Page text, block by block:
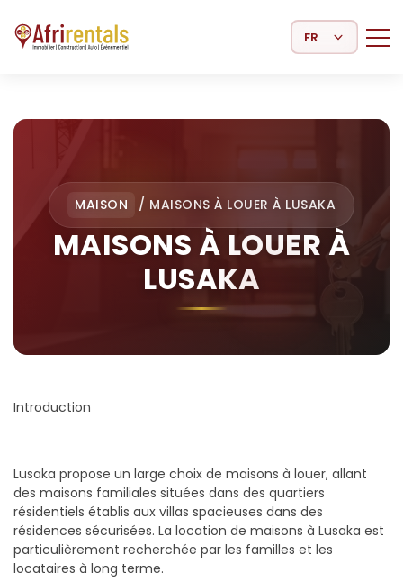
Select Language
MAISON / MAISONS À LOUER À LUSAKA
MAISONS À LOUER À
LUSAKA
Introduction
Lusaka propose un large choix de maisons à louer, allant
des maisons familiales situées dans des quartiers
résidentiels établis aux villas spacieuses dans des
résidences sécurisées. La location de maisons à Lusaka est
particulièrement recherchée par les familles et les
locataires à long terme.